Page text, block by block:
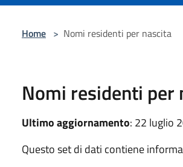
Home > Nomi residenti per nascita
Nomi residenti per
Ultimo aggiornamento: 22 luglio
Questo set di dati contiene